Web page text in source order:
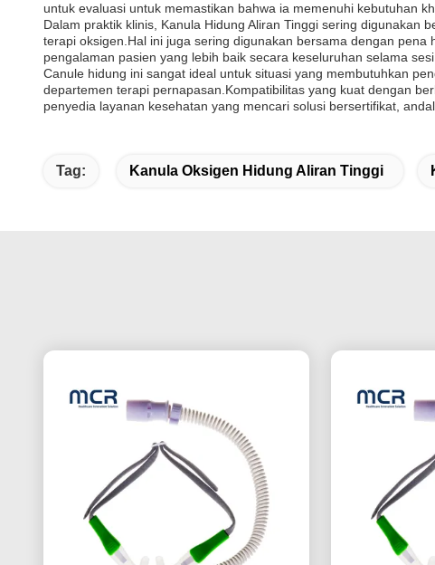
untuk evaluasi untuk memastikan bahwa ia memenuhi kebutuhan
Dalam praktik klinis, Kanula Hidung Aliran Tinggi sering digunakan
terapi oksigen.Hal ini juga sering digunakan bersama dengan
pengalaman pasien yang lebih baik secara keseluruhan selama
Canule hidung ini sangat ideal untuk situasi yang membutuhkan
departemen terapi pernapasan.Kompatibilitas yang kuat dengan
penyedia layanan kesehatan yang mencari solusi bersertifikat,
Tag: Kanula Oksigen Hidung Aliran Tinggi